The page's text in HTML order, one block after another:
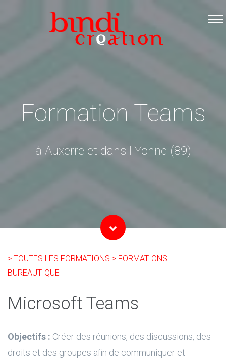
Accueil
Les formations
Contact
Formation Teams
à Auxerre et dans l'Yonne (89)
> TOUTES LES FORMATIONS > FORMATIONS
BUREAUTIQUE
Microsoft Teams
Objectifs : Créer des réunions, des discussions, des
droits et des groupes afin de communiquer et